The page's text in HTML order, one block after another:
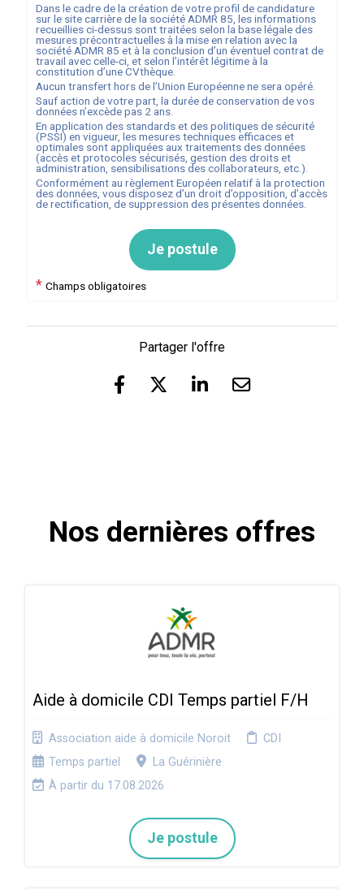
Dans le cadre de la création de votre profil de candidature
sur le site carrière de la société ADMR 85 , les informations
recueillies ci-dessus sont traitées selon la base légale des
mesures précontractuelles à la mise en relation avec la
société ADMR 85 et à la conclusion d’un éventuel contrat de
travail avec celle-ci, et selon l’intérêt légitime à la
constitution d’une CVthèque.
Aucun transfert hors de l’Union Européenne ne sera opéré.
Sauf action de votre part, la durée de conservation de vos
données n’excède pas 2 ans.
En application des standards et des politiques de sécurité
(PSSI) en vigueur, les mesures techniques efficaces et
optimales sont appliquées aux traitements des données
(accès et protocoles sécurisés, gestion des droits et
administration, sensibilisations des collaborateurs, etc.).
Conformément au règlement Européen relatif à la protection
des données, vous disposez d’un droit d’opposition, d’accès
de rectification, de suppression des présentes données.
Je postule
* Champs obligatoires
Partager l'offre
Nos dernières offres
Aide à domicile CDI Temps partiel F/H
Association aide à domicile Noroit
CDI
Temps partiel
La Guérinière
À partir du 17.08.2026
Je postule